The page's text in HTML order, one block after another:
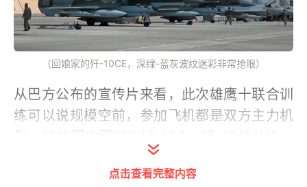
（回娘家的歼-10CE，深绿-蓝灰波纹迷彩非常抢眼）
从巴方公布的宣传片来看，此次雄鹰十联合训
练可以说规模空前，参加飞机都是双方主力机
歼-11B战斗机和空警500预警机，巴基斯坦空
军参训飞机有歼-10CE、JF-17“枭龙”战斗机和
点击查看完整内容